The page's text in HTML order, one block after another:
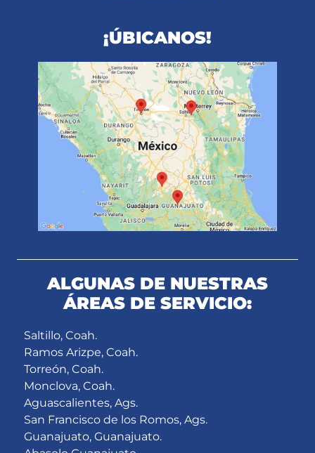
¡ÚBICANOS!
ALGUNAS DE NUESTRAS
ÁREAS DE SERVICIO:
Saltillo, Coah.
Ramos Arizpe, Coah.
Torreón, Coah.
Monclova, Coah.
Aguascalientes, Ags.
San Francisco de los Romos, Ags.
Guanajuato, Guanajuato.